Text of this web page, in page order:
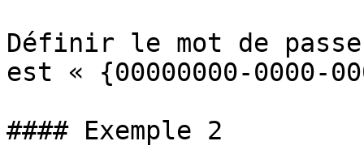
Définir le mot de
est « {00000000-0000-
#### Exemple 2